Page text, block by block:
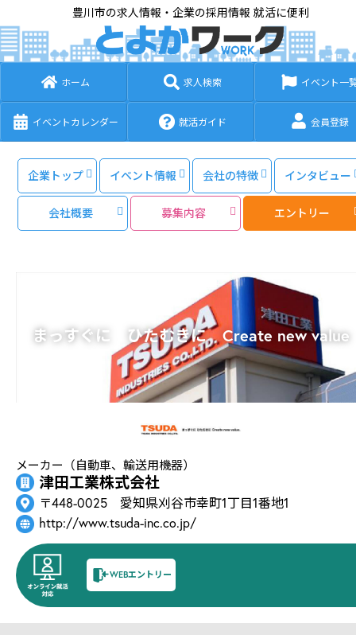
豊川市の求人情報・企業の採用情報 就活に便利
ホーム 求人検索 イベント一
イベントカレンダー 就活ガイド 会員登録
企業トップ イベント情報 会社の特徴 インタビュー
会社概要 募集内容 エントリー
まっすぐに ひたむきに Create new value
メーカー（自動車、輸送用機器）
津田工業株式会社
〒448-0025 愛知県刈谷市幸町1丁目1番地1
http://www.tsuda-inc.co.jp/
WEBエントリー